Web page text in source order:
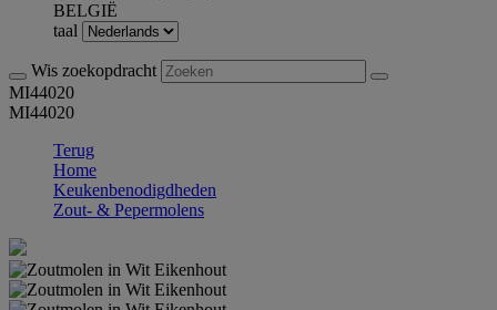
BELGIË
taal
Wis zoekopdracht
MI44020
MI44020
Terug
Home
Keukenbenodigdheden
Zout- & Pepermolens